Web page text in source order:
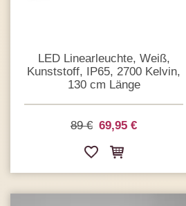
LED Linearleuchte, Weiß,
Kunststoff, IP65, 2700 Kelvin,
130 cm Länge
89 € 69,95 €